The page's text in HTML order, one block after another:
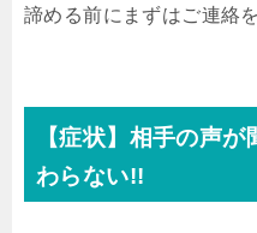
諦める前にまずはご連絡を
【症状】相手の声
わらない!!